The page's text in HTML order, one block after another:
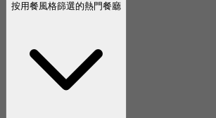
按用餐風格篩選的熱門餐廳